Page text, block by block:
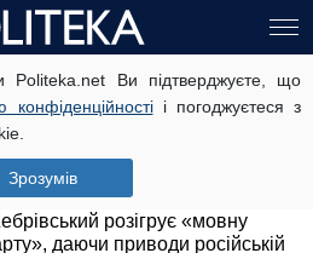
Politeka.net Ви підтверджуєте, що
конфіденційностіі погоджуєтеся з
Зрозумів
Жебрівського нагадує
Сталіна, що потрібно взяти
– експерт
січня, 13:27
розігрує «мовну
даючи приводи російській